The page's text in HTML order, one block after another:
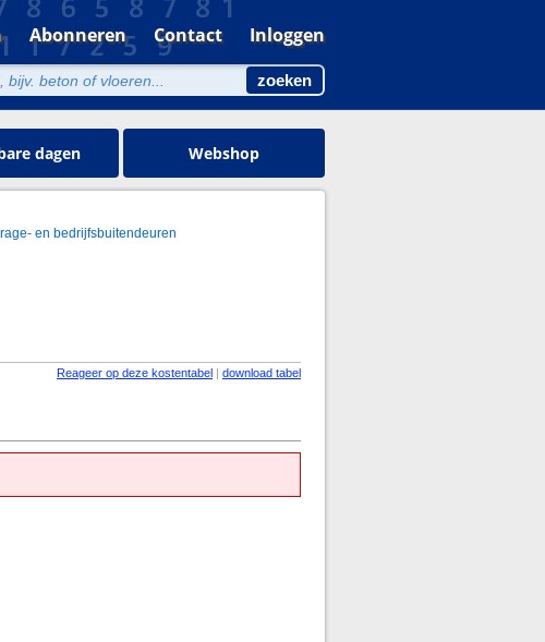
Abonneren Contact Inloggen
dagen Webshop
en bedrijfsbuitendeuren
Reageer op deze kostentabel | download tabel